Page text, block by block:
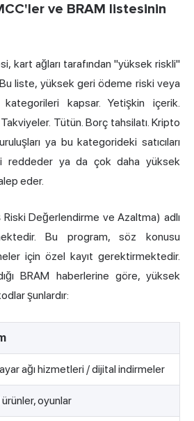
ve BRAM listesinin
kart ağları tarafından "yüksek riskli"
liste, yüksek geri ödeme riski veya
kapsar. Yetişkin içerik.
Tütün. Borç tahsilatı. Kripto
ya bu kategorideki satıcıları
reddeder ya da çok daha yüksek
eder.
Değerlendirme ve Azaltma) adlı
Bu program, söz konusu
için özel kayıt gerektirmektedir.
BRAM haberlerine göre, yüksek
şunlardır:
ağı hizmetleri / dijital indirmeler
oyunlar